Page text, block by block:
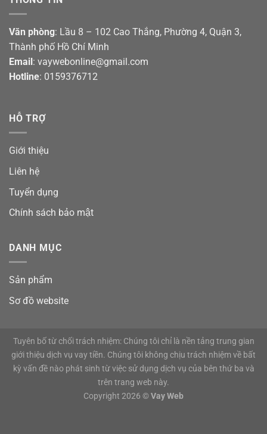
Văn phòng: Lầu 8 – 102 Cao Thắng, Phường 4, Quận 3,
Thành phố Hồ Chí Minh
Email: vaywebonline@gmail.com
Hotline: 0159376712
HỖ TRỢ
Giới thiệu
Liên hệ
Tuyển dụng
Chính sách bảo mật
DANH MỤC
Sản phẩm
Sơ đồ website
Tuyên bố từ chối trách nhiệm: Chúng tôi chỉ là nền tảng trung gian
giới thiệu dịch vụ vay tiền. Chúng tôi không chịu trách nhiệm về bất
kỳ vấn đề nào phát sinh từ việc sử dụng dịch vụ của bên thứ ba và
trên trang web này.
Copyright 2026 © Vay Web